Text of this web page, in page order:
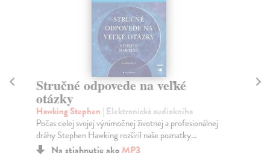
Stručné odpovede na veľké
otázky
Hawking Stephen | Elektronická audiokniha
Počas celej svojej výnimočnej životnej a profesionálnej
dráhy Stephen Hawking rozšíril naše poznatky...
Na stiahnutie akoMP3